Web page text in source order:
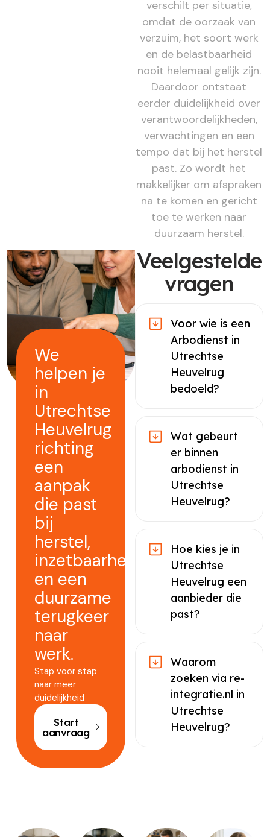
verschilt per situatie,
omdat de oorzaak van
verzuim, het soort werk
en de belastbaarheid
nooit helemaal gelijk zijn.
Daardoor ontstaat
eerder duidelijkheid over
verantwoordelijkheden,
verwachtingen en een
tempo dat bij het herstel
past. Zo wordt het
makkelijker om afspraken
na te komen en gericht
toe te werken naar
duurzaam herstel.
We
helpen je
in
Utrechtse
Heuvelrug
richting
een
aanpak
die past
bij
herstel,
inzetbaarheid
en een
duurzame
terugkeer
naar
werk.
Stap voor stap
naar meer
duidelijkheid
Start
aanvraag
Veelgestelde
vragen
Voor wie is een
Arbodienst in
Utrechtse
Heuvelrug
bedoeld?
Wat gebeurt
er binnen
arbodienst in
Utrechtse
Heuvelrug?
Hoe kies je in
Utrechtse
Heuvelrug een
aanbieder die
past?
Waarom
zoeken via re-
integratie.nl in
Utrechtse
Heuvelrug?